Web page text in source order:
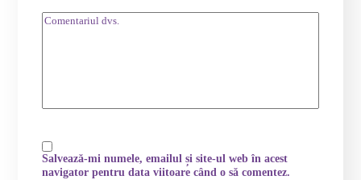
Salvează-mi numele, emailul și site-ul web în acest
navigator pentru data viitoare când o să comentez.